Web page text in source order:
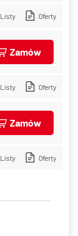
Listy Oferty
Zamów
Listy Oferty
Zamów
Listy Oferty